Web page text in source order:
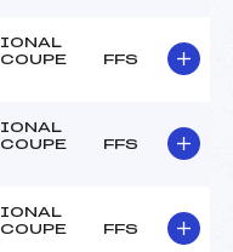
FFS
FFS
FFS